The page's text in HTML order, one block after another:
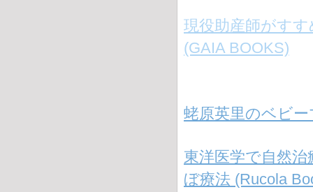
現役助産師がす
(GAIA BOOKS)
蛯原英里のベビ
東洋医学で自然
ぼ療法 (Rucola